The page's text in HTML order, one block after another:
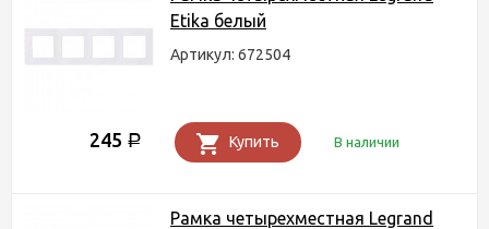
Etika белый
Артикул: 672504
245 Р Купить В наличии
Рамка четырехместная Legrand